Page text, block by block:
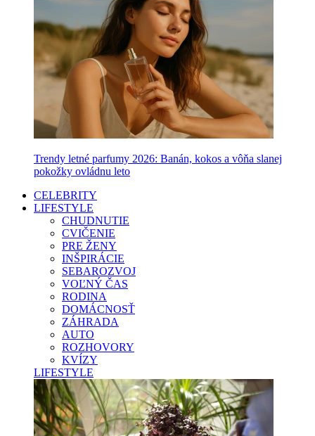
Trendy letné parfumy 2026: Banán, kokos a vôňa slanej
pokožky ovládnu leto
CELEBRITY
LIFESTYLE
CHUDNUTIE
CVIČENIE
PRE ŽENY
INŠPIRÁCIE
SEBAROZVOJ
VOĽNÝ ČAS
RODINA
DOMÁCNOSŤ
ZÁHRADA
AUTO
ROZHOVORY
KVÍZY
LIFESTYLE